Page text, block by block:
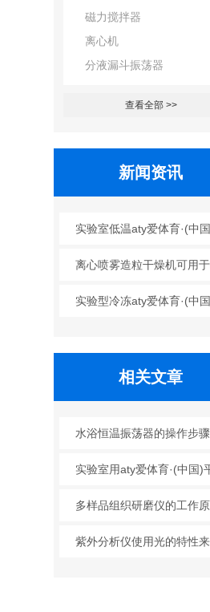
磁力搅拌器
离心机
分液漏斗振荡器
查看全部 >>
新闻资讯
相关文章
水浴恒温振荡器的操作步骤